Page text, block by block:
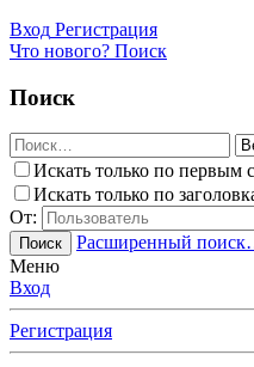
Вход Регистрация
Что нового? Поиск
Поиск
Искать только по первым
Искать только по
От:
Поиск
Расширенный
Меню
Вход
Регистрация